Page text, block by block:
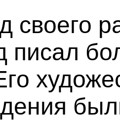
своего
писал